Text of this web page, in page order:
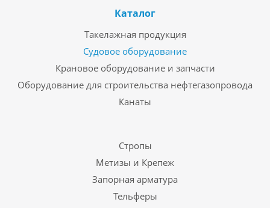
Каталог
Такелажная продукция
Судовое оборудование
Крановое оборудование и запчасти
Оборудование для строительства нефтегазопровода
Канаты
Стропы
Метизы и Крепеж
Запорная арматура
Тельферы